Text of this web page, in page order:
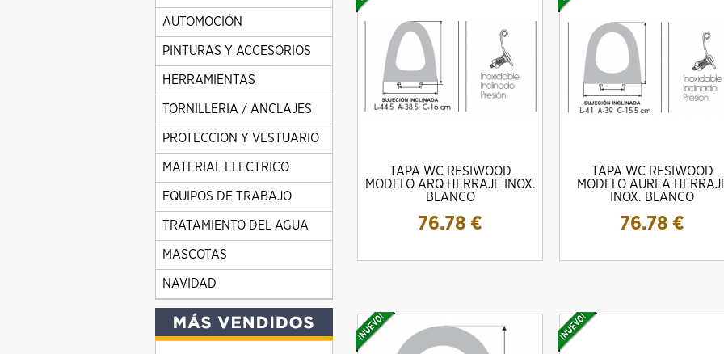
AUTOMOCIÓN
PINTURAS Y ACCESORIOS
HERRAMIENTAS
TORNILLERIA / ANCLAJES
PROTECCION Y VESTUARIO
MATERIAL ELECTRICO
EQUIPOS DE TRABAJO
TRATAMIENTO DEL AGUA
MASCOTAS
NAVIDAD
TAPA WC RESIWOOD
MODELO ARQ HERRAJE INOX.
BLANCO
76.78 €
TAPA WC RESIWOOD
MODELO AUREA
INOX. BLANCO
76.78 €